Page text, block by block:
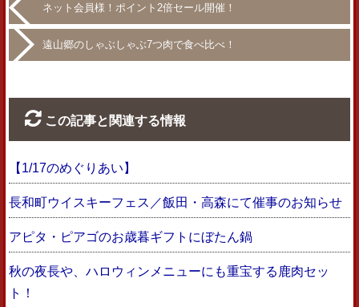
ネット会員様！ポイント2倍セール開催！
遠山郷のしゃぶしゃぶ7つ肉で食べ比べ！
この記事と関連する情報
【1/17のめぐりあい】
長和町ウイスキーフェス／飯田・高森にて催事のお知らせ
アピタ・ピアゴのお歳暮ギフトにぼたん鍋
秋の夜長や、ハロウィンメニューにも重宝する鹿肉セッ
ト！